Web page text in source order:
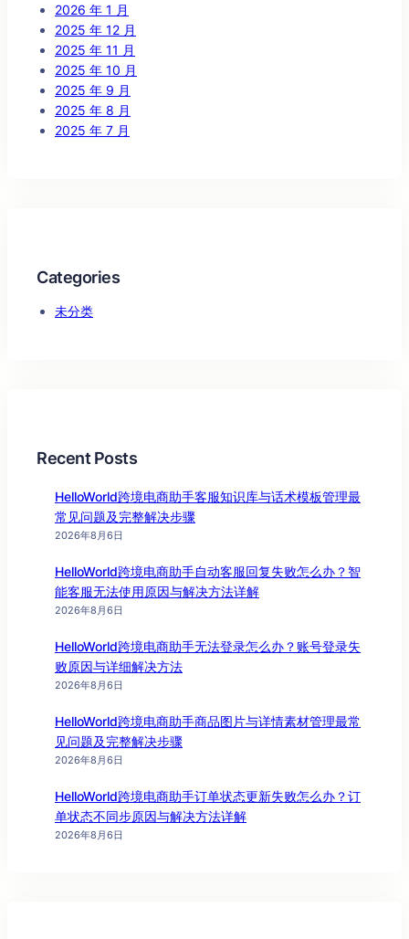
2026 年 1 月
2025 年 12 月
2025 年 11 月
2025 年 10 月
2025 年 9 月
2025 年 8 月
2025 年 7 月
Categories
未分类
Recent Posts
HelloWorld跨境电商助手客服知识库与话术模板管理最
常见问题及完整解决步骤
2026年8月6日
HelloWorld跨境电商助手自动客服回复失败怎么办？智
能客服无法使用原因与解决方法详解
2026年8月6日
HelloWorld跨境电商助手无法登录怎么办？账号登录失
败原因与详细解决方法
2026年8月6日
HelloWorld跨境电商助手商品图片与详情素材管理最常
见问题及完整解决步骤
2026年8月6日
HelloWorld跨境电商助手订单状态更新失败怎么办？订
单状态不同步原因与解决方法详解
2026年8月6日